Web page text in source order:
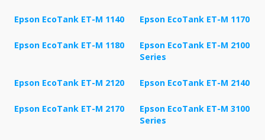
Epson EcoTank ET-M 1140 Epson EcoTank ET-M 1170
Epson EcoTank ET-M 1180
Epson EcoTank ET-M 2100
Series
Epson EcoTank ET-M 2120 Epson EcoTank ET-M 2140
Epson EcoTank ET-M 2170
Epson EcoTank ET-M 3100
Series